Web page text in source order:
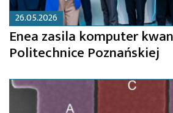
26.05.2026
Enea zasila komputer
Politechnice Poznańskiej